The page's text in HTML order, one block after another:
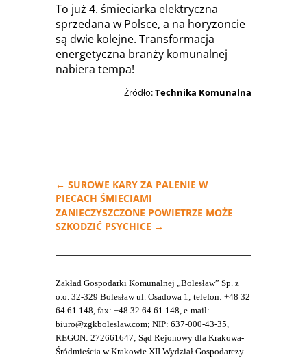
To już 4. śmieciarka elektryczna
sprzedana w Polsce, a na horyzoncie
są dwie kolejne. Transformacja
energetyczna branży komunalnej
nabiera tempa!
Źródło:Technika Komunalna
← SUROWE KARY ZA PALENIE W
PIECACH ŚMIECIAMI
ZANIECZYSZCZONE POWIETRZE MOŻE
SZKODZIĆ PSYCHICE →
Zakład Gospodarki Komunalnej „Bolesław” Sp. z
o.o. 32-329 Bolesław ul. Osadowa 1; telefon: +48 32
64 61 148, fax: +48 32 64 61 148, e-mail:
biuro@zgkboleslaw.com; NIP: 637-000-43-35,
REGON: 272661647; Sąd Rejonowy dla Krakowa-
Śródmieścia w Krakowie XII Wydział Gospodarczy